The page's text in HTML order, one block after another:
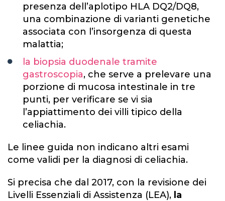
presenza dell’aplotipo HLA DQ2/DQ8,
una combinazione di varianti genetiche
associata con l’insorgenza di questa
malattia;
la biopsia duodenale tramite
gastroscopia, che serve a prelevare una
porzione di mucosa intestinale in tre
punti, per verificare se vi sia
l’appiattimento dei villi tipico della
celiachia.
Le linee guida non indicano altri esami
come validi per la diagnosi di celiachia.
Si precisa che dal 2017, con la revisione dei
Livelli Essenziali di Assistenza (LEA), la